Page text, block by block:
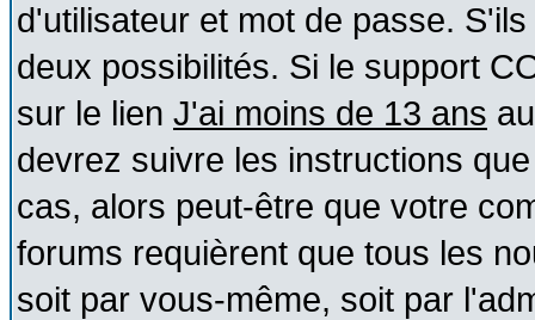
d'utilisateur et mot de passe.
deux possibilités. Si le support
sur le lien J'ai moins de 13 ans
devrez suivre les instructions
cas, alors peut-être que votre
forums requièrent que tous les
soit par vous-même, soit par